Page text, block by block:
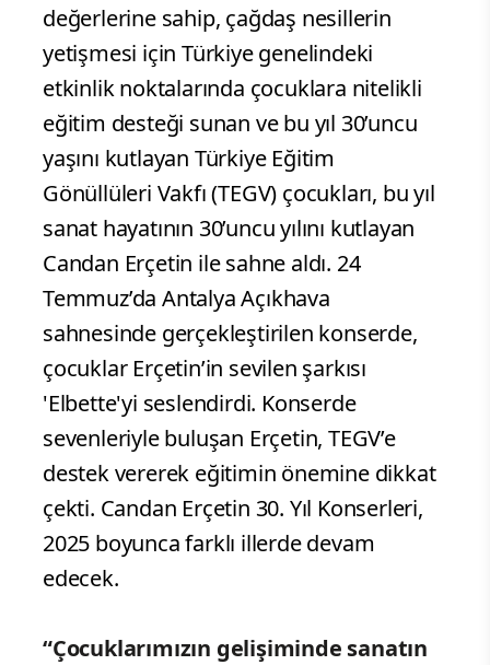
değerlerine sahip, çağdaş nesillerin
yetişmesi için Türkiye genelindeki
etkinlik noktalarında çocuklara nitelikli
eğitim desteği sunan ve bu yıl 30’uncu
yaşını kutlayan Türkiye Eğitim
Gönüllüleri Vakfı (TEGV) çocukları, bu yıl
sanat hayatının 30’uncu yılını kutlayan
Candan Erçetin ile sahne aldı. 24
Temmuz’da Antalya Açıkhava
sahnesinde gerçekleştirilen konserde,
çocuklar Erçetin’in sevilen şarkısı
'Elbette'yi seslendirdi. Konserde
sevenleriyle buluşan Erçetin, TEGV’e
destek vererek eğitimin önemine dikkat
çekti. Candan Erçetin 30. Yıl Konserleri,
2025 boyunca farklı illerde devam
edecek.
“Çocuklarımızın gelişiminde sanatın